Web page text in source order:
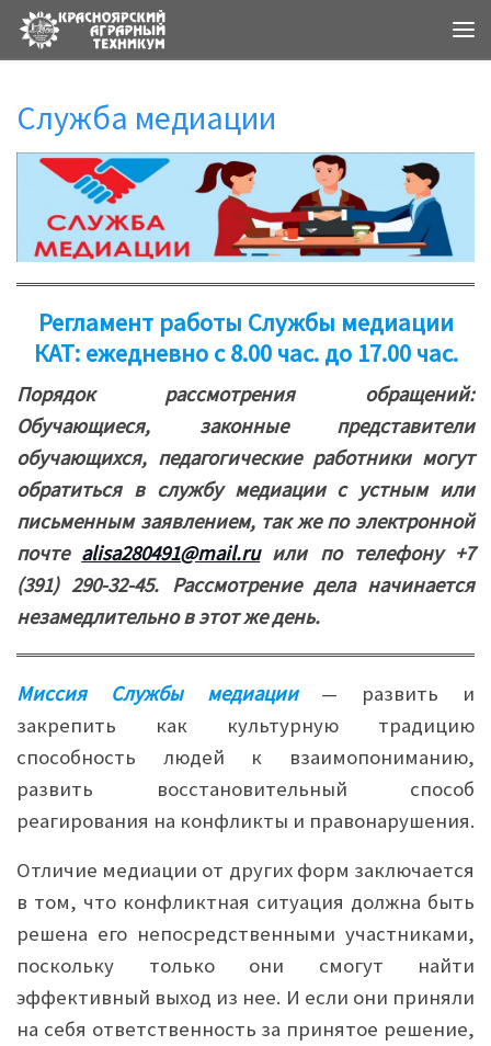
Служба медиации
Регламент работы Службы медиации
КАТ: ежедневно с 8.00 час. до 17.00 час.
Порядок рассмотрения обращений:
Обучающиеся, законные представители
обучающихся, педагогические работники могут
обратиться в службу медиации с устным или
письменным заявлением, так же по электронной
почте alisa280491@mail.ruили по телефону +7
(391) 290-32-45. Рассмотрение дела начинается
незамедлительно в этот же день.
Миссия Службы медиации— развить и
закрепить как культурную традицию
способность людей к взаимопониманию,
развить восстановительный способ
реагирования на конфликты и правонарушения.
Отличие медиации от других форм заключается
в том, что конфликтная ситуация должна быть
решена его непосредственными участниками,
поскольку только они смогут найти
эффективный выход из нее. И если они приняли
на себя ответственность за принятое решение,